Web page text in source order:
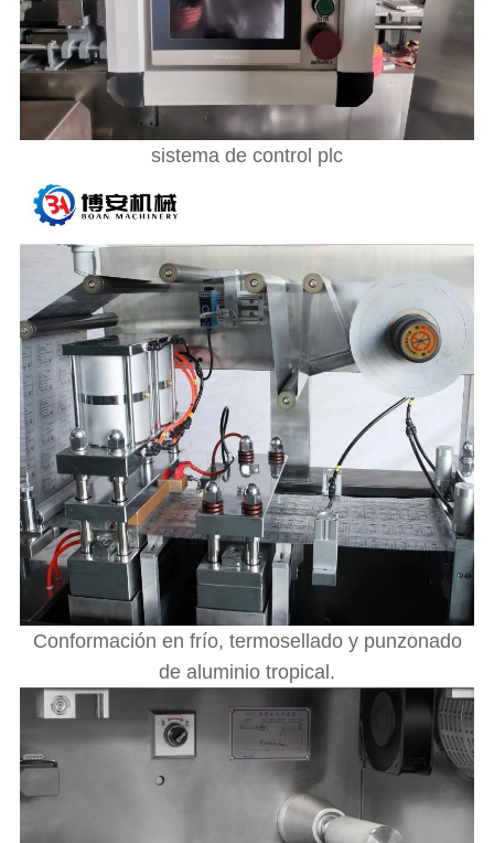
sistema de control plc
Conformación en frío, termosellado y punzonado
de aluminio tropical.